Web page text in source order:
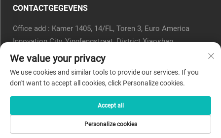
CONTACTGEGEVENS
Office add : Kamer 1405, 14/FL, Toren 3, Euro America
Innovation City, Yingfengstraat, District Xiaoshan,
Hangzhou, Provincie Zhejiang, China.
[email protected]
Tel.:
0571-82266375
Copyright © 2025 door Beyaqi Cosmetics (hangzhou) Co., Ltd.
We value your privacy
We use cookies and similar tools to provide our services. If you
don't want to accept all cookies, click Personalize cookies.
Personalize cookies
Accept all